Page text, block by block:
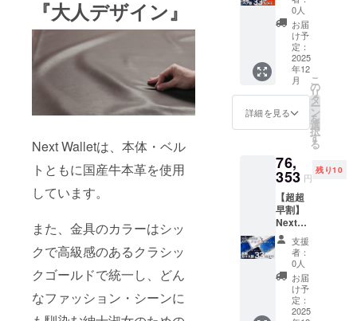
『大人デザイン』
Next Walletは、本体・ベル
トともに国産牛本革を使用
しています。
また、金具のカラーはシッ
クで高級感のあるクラシッ
クゴールドで統一し、どん
なファッション・シーンに
から好
きな色
をお選
びいた
だけま
す。 ・
オレン
ジブラ
ウン ・
・レッ
ド
限定で
33%OF
Fにて販
売させ
ていた
だきま
す！ 本
体は以
下の3色
選びい
ただけ
ます。
・オレ
ンジブ
ラウン
・ブ
ルー ・
ブラッ
ク ベル
トは以
下の4色
から好
ザー×型
押しク
ロコ 選
べるカ
ラー
セット
(栃木レ
ザー本
体1個
+型押し
クロコ
+ショル
ダーベ
ルト2
本) 通常
販売価
格 栃木
レザー
本体
44,440
円 型押
しクロ
コ本体
53,000
0人
お届
け予
定：
2025
年12
月
詳細を見る
こ
の
リ
タ
ー
ン
を
選
択
す
る
76,
353 円
残り10
【超超
早割】
Next
Wallet
型押し
クロコ
選べる
カラー
(本体2
個+ショ
支援
者：
0人
お届
け予
定：
2025